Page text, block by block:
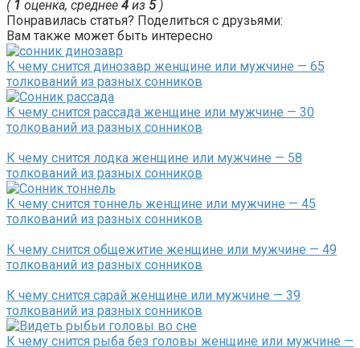
( 1 оценка, среднее 4 из 5)
Понравилась статья? Поделиться с друзьями:
Вам также может быть интересно
К чему снится динозавр женщине или мужчине — 65
толкований из разных сонников
К чему снится рассада женщине или мужчине — 30
толкований из разных сонников
К чему снится лодка женщине или мужчине — 58
толкований из разных сонников
К чему снится тоннель женщине или мужчине — 45
толкований из разных сонников
К чему снится общежитие женщине или мужчине — 49
толкований из разных сонников
К чему снится сарай женщине или мужчине — 39
толкований из разных сонников
К чему снится рыба без головы женщине или мужчине —